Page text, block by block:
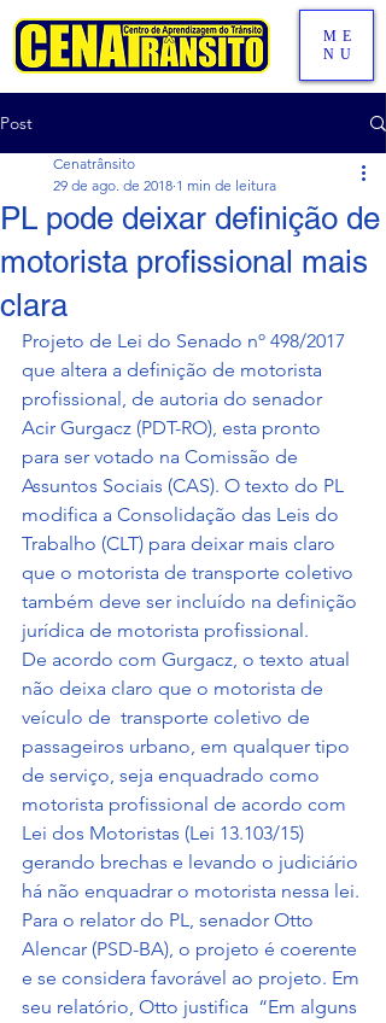
ME
NU
Post
PL pode deixar definição de
motorista profissional mais
clara
Cenatrânsito
29 de ago. de 2018 1 min de leitura
Projeto de Lei do Senado nº 498/2017
que altera a definição de motorista
profissional, de autoria do senador
Acir Gurgacz (PDT-RO), esta pronto
para ser votado na Comissão de
Assuntos Sociais (CAS). O texto do PL
modifica a Consolidação das Leis do
Trabalho (CLT) para deixar mais claro
que o motorista de transporte coletivo
também deve ser incluído na definição
jurídica de motorista profissional.
De acordo com Gurgacz, o texto atual
não deixa claro que o motorista de
veículo de  transporte coletivo de
passageiros urbano, em qualquer tipo
de serviço, seja enquadrado como
motorista profissional de acordo com
Lei dos Motoristas (Lei 13.103/15)
gerando brechas e levando o judiciário
há não enquadrar o motorista nessa lei.
Para o relator do PL, senador Otto
Alencar (PSD-BA), o projeto é coerente
e se considera favorável ao projeto. Em
seu relatório, Otto justifica  “Em alguns